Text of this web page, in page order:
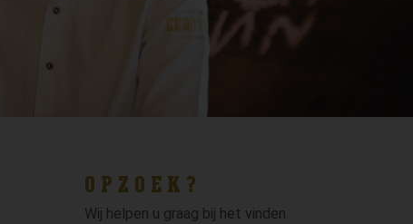
OPZOEK?
Wij helpen u graag bij het vinden